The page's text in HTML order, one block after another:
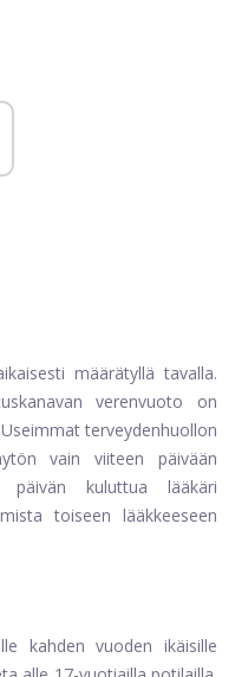
määrätyllä tavalla.
verenvuoto on
terveydenhuollon
vain viiteen päivään
päivän kuluttua lääkäri
toiseen lääkkeeseen
kahden vuoden ikäisille